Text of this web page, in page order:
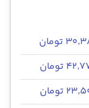
تومان
تومان
تومان